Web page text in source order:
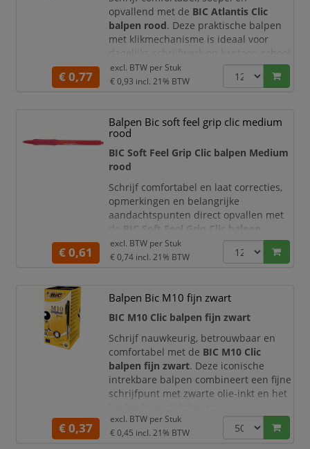
opvallend met de BIC Atlantis Clic
balpen rood. Deze praktische balpen
met klikmechanisme is ideaal voor
dagelijks schrijfwerk op kantoor, school,
aan de balie of thuis. Dankzij de rode
inkt en medium schrijfpunt maakt u
aantekeningen.
gebruiksgemak en schrijfcomfort
€ 0,77
excl. BTW per Stuk
€ 0,93 incl. 21% BTW
Balpen Bic soft feel grip clic medium
rood
BIC Soft Feel Grip Clic balpen Medium
rood
Schrijf comfortabel en laat correcties,
opmerkingen en belangrijke
aandachtspunten direct opvallen met
BIC Soft Feel Grip Clic balpen
Medium rood. Deze intrekbare balpen
combineert een zachte Soft Feel-grip
Hierdoor is de pen bijzonder geschikt
voor dagelijks correctie- en schrijfwerk
op school, kantoor en thuis.
De kogelpunt v
€ 0,61
excl. BTW per Stuk
€ 0,74 incl. 21% BTW
Balpen Bic M10 fijn zwart
BIC M10 Clic balpen fijn zwart
Schrijf nauwkeurig, betrouwbaar en
comfortabel met de BIC M10 Clic
balpen fijn zwart. Deze iconische
intrekbare balpen combineert een fijne
schrijfpunt met zwarte olie-inkt en het
drukknopmechanisme. Hierdoor is de
pen bijzonder geschikt voor klein
€ 0,37
excl. BTW per Stuk
€ 0,45 incl. 21% BTW